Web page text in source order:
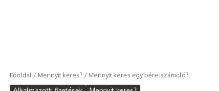
Főoldal / Mennyit keres? / Mennyit keres egy bérelszámoló?